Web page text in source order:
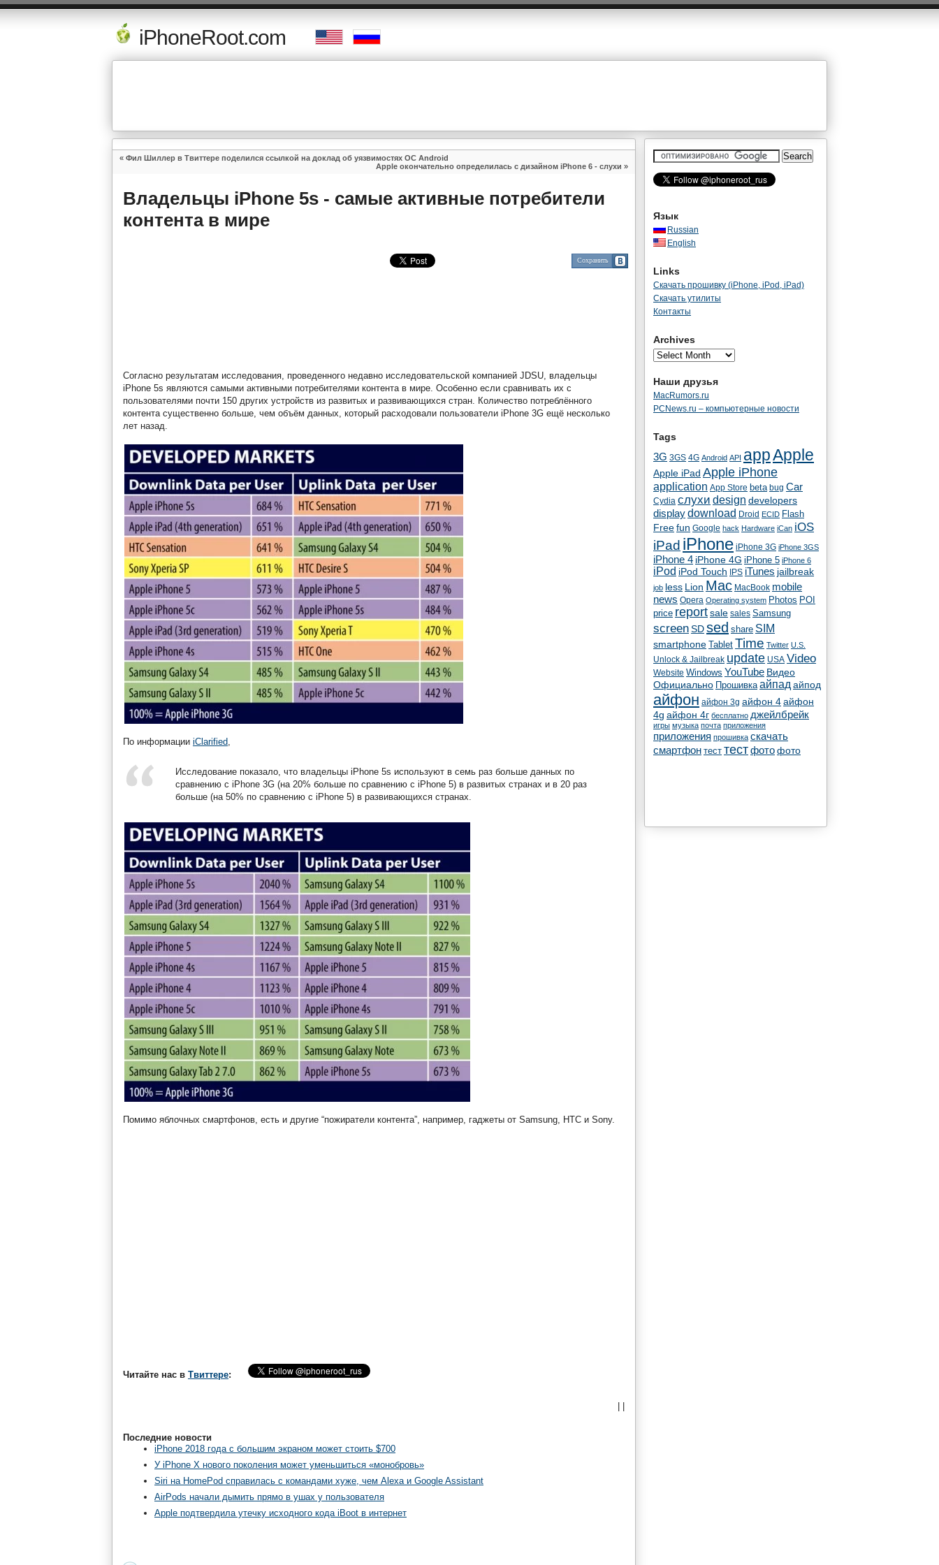
iPhoneRoot.com
« Фил Шиллер в Твиттере поделился ссылкой на доклад об уязвимостях ОС Android
Apple окончательно определилась с дизайном iPhone 6 - слухи »
Владельцы iPhone 5s - самые активные потребители
контента в мире
Сохранить
Согласно результатам исследования, проведенного недавно исследовательской компанией JDSU, владельцы
iPhone 5s являются самыми активными потребителями контента в мире. Особенно если сравнивать их с
пользователями почти 150 других устройств из развитых и развивающихся стран. Количество потреблённого
контента существенно больше, чем объём данных, который расходовали пользователи iPhone 3G ещё несколько
лет назад.
По информации iClarified,
Исследование показало, что владельцы iPhone 5s используют в семь раз больше данных по
сравнению с iPhone 3G (на 20% больше по сравнению с iPhone 5) в развитых странах и в 20 раз
больше (на 50% по сравнению с iPhone 5) в развивающихся странах.
Помимо яблочных смартфонов, есть и другие “пожиратели контента”, например, гаджеты от Samsung, HTC и Sony.
Читайте нас в Твиттере:
Последние новости
iPhone 2018 года с большим экраном может стоить $700
У iPhone X нового поколения может уменьшиться «монобровь»
Siri на HomePod справилась с командами хуже, чем Alexa и Google Assistant
AirPods начали дымить прямо в ушах у пользователя
Apple подтвердила утечку исходного кода iBoot в интернет
Язык
Russian
English
Links
Скачать прошивку (iPhone, iPod, iPad)
Скачать утилиты
Контакты
Archives
Наши друзья
MacRumors.ru
PCNews.ru – компьютерные новости
Tags
3G 3GS 4G Android API appApple
Apple iPad Apple iPhone
application App Store beta bug Car
Cydia cлухи design developers
displaydownload Droid ECID Flash
Free fun Google hack Hardware iCan iOS
iPad iPhone iPhone 3G iPhone 3GS
iPhone 4 iPhone 4G iPhone 5 iPhone 6
iPod iPod Touch IPS iTunes jailbreak
job less Lion Mac MacBook mobile
news Opera Operating system Photos POI
price reportsale sales Samsung
screen SD sed share SIM
smartphone Tablet Time Twitter U.S.
Unlock & Jailbreak update USA Video
Website Windows YouTube Видео
Официально
Прошивка айпад айпод
айфон айфон 3g айфон 4айфон
4g айфон 4г бесплатно джейлбрейк
игры музыка почта приложения
приложения прошивка скачать
смартфон тест тестфото фото